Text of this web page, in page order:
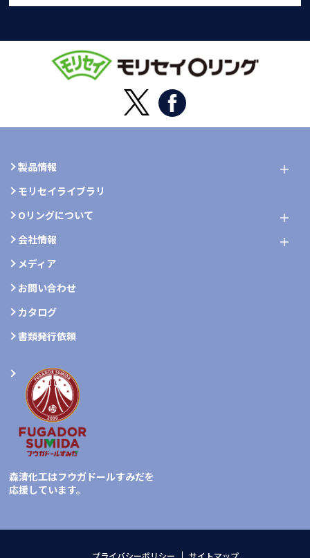
製品情報
モリセイライブラリ
Oリングについて
会社情報
メディア
お問い合わせ
カタログ
書類発行依頼
森清化工はフウガドールすみだを
応援しています。
プライバシーポリシー サイトマップ